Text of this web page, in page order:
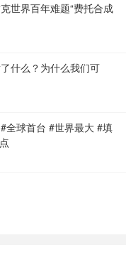
世界百年难题“费托合成
什么？为什么我们可
全球首台 #世界最大 #填